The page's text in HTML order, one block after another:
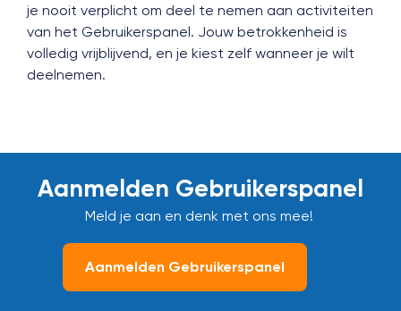
je nooit verplicht om deel te nemen aan activiteiten
van het Gebruikerspanel. Jouw betrokkenheid is
volledig vrijblijvend, en je kiest zelf wanneer je wilt
deelnemen.
Aanmelden Gebruikerspanel
Meld je aan en denk met ons mee!
Aanmelden Gebruikerspanel